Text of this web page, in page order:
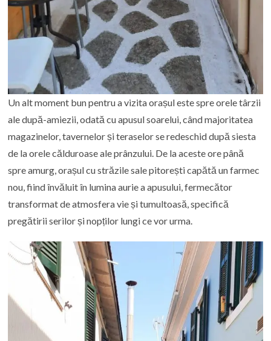
Un alt moment bun pentru a vizita orașul este spre orele târzii
ale după-amiezii, odată cu apusul soarelui, când majoritatea
magazinelor, tavernelor și teraselor se redeschid după siesta
de la orele călduroase ale prânzului. De la aceste ore până
spre amurg, orașul cu străzile sale pitorești capătă un farmec
nou, fiind învăluit în lumina aurie a apusului, fermecător
transformat de atmosfera vie și tumultoasă, specifică
pregătirii serilor și nopților lungi ce vor urma.